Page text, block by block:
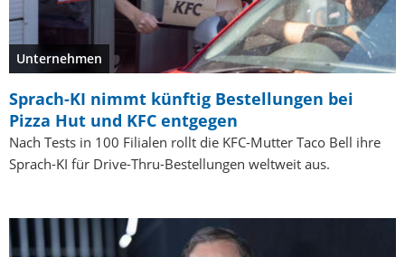
Unternehmen
Sprach-KI nimmt künftig Bestellungen bei
Pizza Hut und KFC entgegen
Nach Tests in 100 Filialen rollt die KFC-Mutter Taco Bell ihre
Sprach-KI für Drive-Thru-Bestellungen weltweit aus.